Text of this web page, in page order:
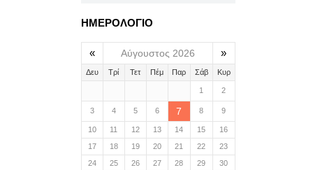
ΗΜΕΡΟΛΟΓΙΟ
« Αύγουστος 2026 »
Δευ Τρί Τετ Πέμ Παρ Σάβ Κυρ
1 2
3 4 5 6 7 8 9
10 11 12 13 14 15
16
17
18 19 20 21 22
23
24
25 26 27 28 29 30